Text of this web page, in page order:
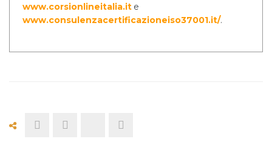
www.corsionlineitalia.it e
www.consulenzacertificazioneiso37001.it/.